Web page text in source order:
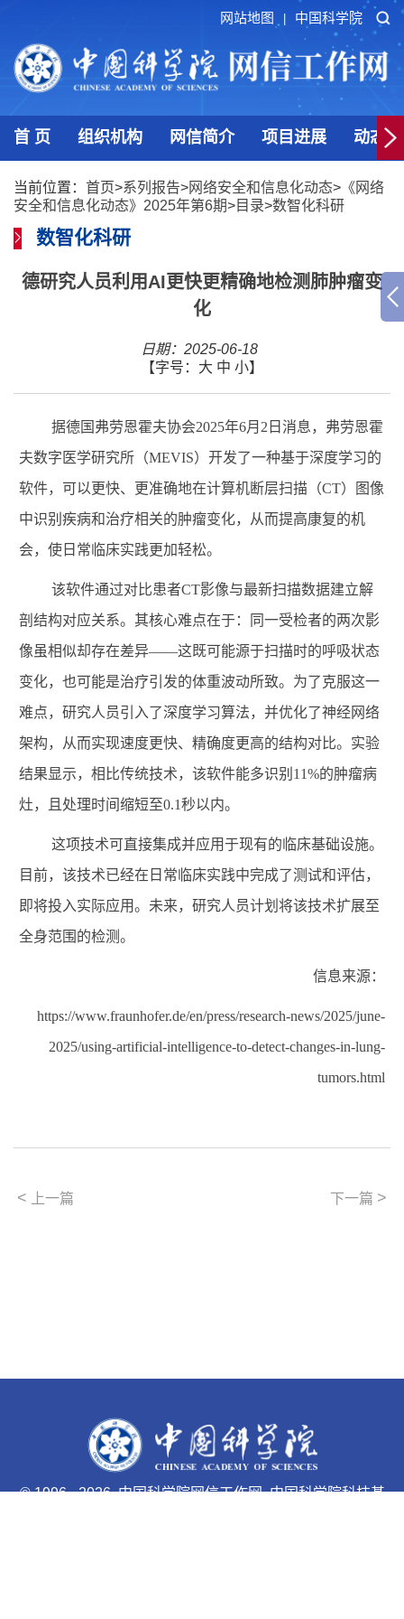
网站地图 中国科学院
首 页 组织机构 网信简介 项目进展 动态
当前位置： 首页>系列报告>网络安全和信息化动态> 《网络
安全和信息化动态》2025年第6期>目录>数智化科研
数智化科研
德研究人员利用AI更快更精确地检测肺肿瘤变
化
日期：2025-06-18
【字号： 大 中 小】
据德国弗劳恩霍夫协会2025年6月 2 日消息，弗劳恩霍
夫数字医学研究所（MEVIS）开发了一种基于深度学习的
软件，可以更快、更准确地在计算机断层扫描（CT）图像
中识别疾病和治疗相关的肿瘤变化，从而提高康复的机
会，使日常临床实践更加轻松。
该软件通过对比患者CT影像与最新扫描数据建立解
剖结构对应关系。其核心难点在于：同一受检者的两次影
像虽相似却存在差异——这既可能源于扫描时的呼吸状态
变化，也可能是治疗引发的体重波动所致。为了克服这一
难点，研究人员引入了深度学习算法，并优化了神经网络
架构，从而实现速度更快、精确度更高的结构对比。实验
结果显示，相比传统技术，该软件能多识别 11%的肿瘤病
灶，且处理时间缩短至0.1秒以内。
这项技术可直接集成并应用于现有的临床基础设施。
目前，该技术已经在日常临床实践中完成了测试和评估，
即将投入实际应用。未来，研究人员计划将该技术扩展至
全身范围的检测。
信息来源：
https://www.fraunhofer.de/en/press/research-news/2025/june-
2025/using-artificial-intelligence-to-detect-changes-in-lung-
tumors.html
< 上一篇 下一篇 >
© 1996 -2026 中国科学院网信工作网 中国科学院科技基